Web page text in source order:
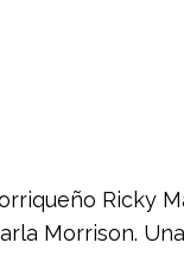
Ricky
Morrison.